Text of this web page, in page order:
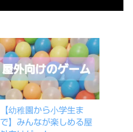
【幼稚園から小学生ま
で】みんなが楽しめる屋